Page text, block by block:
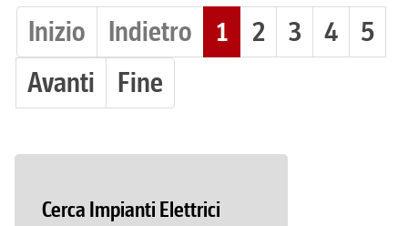
Inizio Indietro 1 2 3 4
5
Avanti
Fine
Cerca Impianti Elettrici